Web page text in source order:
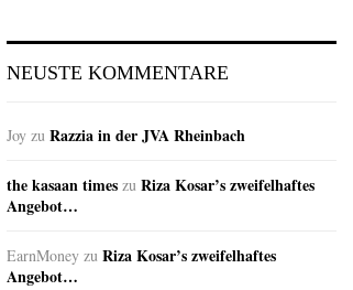
NEUSTE KOMMENTARE
Joy zu Razzia in der JVA Rheinbach
the kasaan times zu Riza Kosar’s zweifelhaftes
Angebot…
EarnMoney zu Riza Kosar’s zweifelhaftes
Angebot…